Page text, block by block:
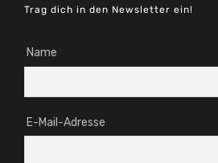
Trag dich in den Newsletter ein!
Name
E-Mail-Adresse